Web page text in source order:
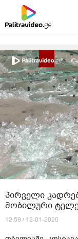
პირველი
მობილური
12:58 / 12-01-2020